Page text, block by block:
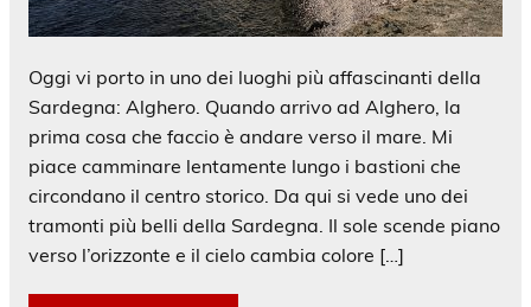
Oggi vi porto in uno dei luoghi più affascinanti della
Sardegna: Alghero. Quando arrivo ad Alghero, la
prima cosa che faccio è andare verso il mare. Mi
piace camminare lentamente lungo i bastioni che
circondano il centro storico. Da qui si vede uno dei
tramonti più belli della Sardegna. Il sole scende piano
verso l’orizzonte e il cielo cambia colore […]